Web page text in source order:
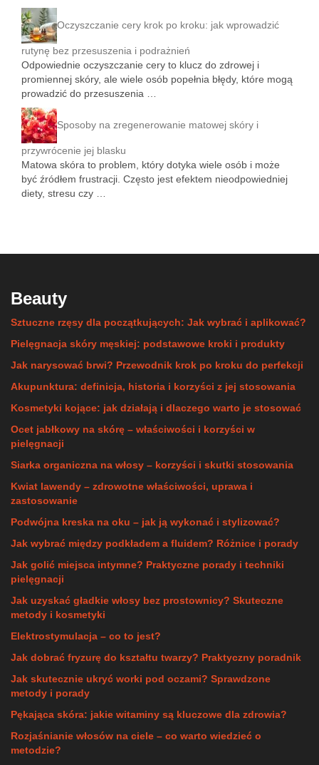
Oczyszczanie cery krok po kroku: jak wprowadzić
rutynę bez przesuszenia i podrażnień
Odpowiednie oczyszczanie cery to klucz do zdrowej i
promiennej skóry, ale wiele osób popełnia błędy, które mogą
prowadzić do przesuszenia …
Sposoby na zregenerowanie matowej skóry i
przywrócenie jej blasku
Matowa skóra to problem, który dotyka wiele osób i może
być źródłem frustracji. Często jest efektem nieodpowiedniej
diety, stresu czy …
Beauty
Sztuczne rzęsy dla początkujących: Jak wybrać i aplikować?
Pielęgnacja skóry męskiej: podstawowe kroki i produkty
Jak narysować brwi? Przewodnik krok po kroku do perfekcji
Akupunktura: definicja, historia i korzyści z jej stosowania
Kosmetyki kojące: jak działają i dlaczego warto je stosować
Ocet jabłkowy na skórę – właściwości i korzyści w
pielęgnacji
Siarka organiczna na włosy – korzyści i skutki stosowania
Kwiat lawendy – zdrowotne właściwości, uprawa i
zastosowanie
Podwójna kreska na oku – jak ją wykonać i stylizować?
Jak wybrać między podkładem a fluidem? Różnice i porady
Jak golić miejsca intymne? Praktyczne porady i techniki
pielęgnacji
Jak uzyskać gładkie włosy bez prostownicy? Skuteczne
metody i kosmetyki
Elektrostymulacja – co to jest?
Jak dobrać fryzurę do kształtu twarzy? Praktyczny poradnik
Jak skutecznie ukryć worki pod oczami? Sprawdzone
metody i porady
Pękająca skóra: jakie witaminy są kluczowe dla zdrowia?
Rozjaśnianie włosów na ciele – co warto wiedzieć o
metodzie?